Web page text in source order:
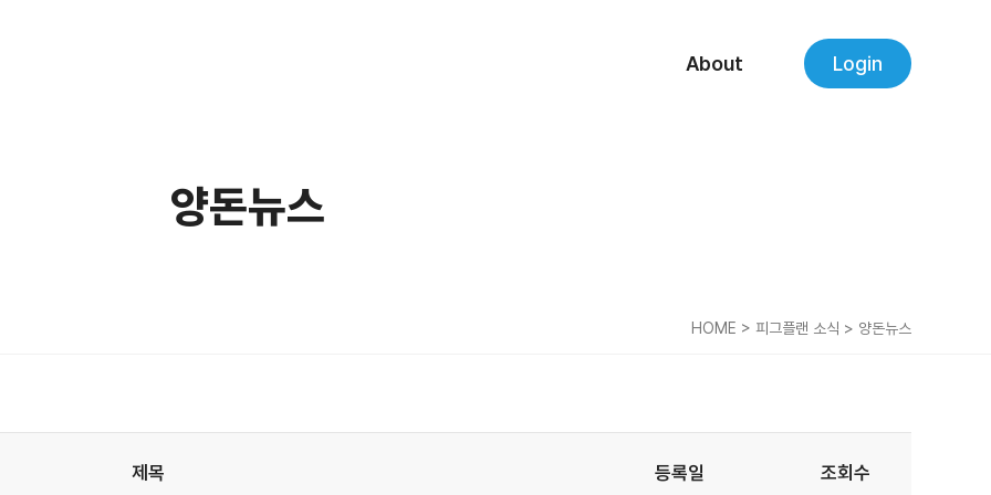
About Login
양돈뉴스
HOME > 피그플랜 소식 > 양돈뉴스
제목 등록일 조회수